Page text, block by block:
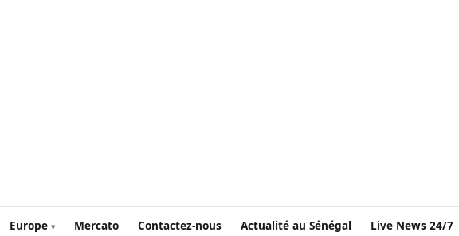
Europe Mercato Contactez-nous Actualité au Sénégal Live News 24/7